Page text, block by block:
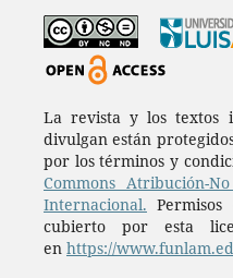
La revista y los textos
divulgan están
por los términos y
Commons Atribución-
Internacional.
cubierto por esta
en https://